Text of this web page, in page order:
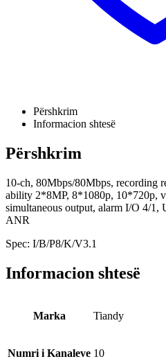
Përshkrim
Informacion shtesë
Përshkrim
10-ch, 80Mbps/80Mbps, recording
ability 2*8MP, 8*1080p, 10*720p,
simultaneous output, alarm I/O 4/1,
ANR
Spec: I/B/P8/K/V3.1
Informacion shtesë
Marka Tiandy
Numri i Kanaleve 10